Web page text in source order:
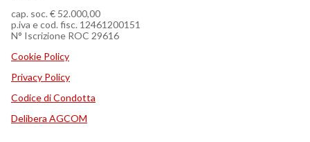
cap. soc. € 52.000,00
p.iva e cod. fisc. 12461200151
N° Iscrizione ROC 29616
Cookie Policy
Privacy Policy
Codice di Condotta
Delibera AGCOM